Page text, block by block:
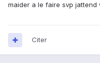
maider a le faire svp jattend
Citer